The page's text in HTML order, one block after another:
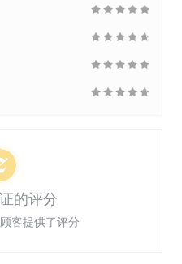
的评分
客提供了评分